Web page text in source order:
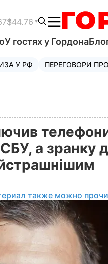
$44.76
У гостях у Гордона
У РФ ПЕРЕГОВОРИ
а зранку
также можно